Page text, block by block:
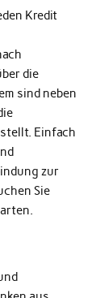
Kredit
die
sind neben
Einfach
zur
Sie